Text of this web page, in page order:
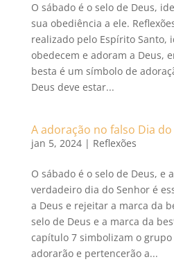
O sábado é o selo de Deus,
sua obediência a ele.
realizado pelo Espírito Santo,
obedecem e adoram a Deus,
besta é um símbolo de
Deus deve estar...
A adoração no falso Dia
jan 5, 2024| Reflexões
O sábado é o selo de Deus, e
verdadeiro dia do Senhor é
a Deus e rejeitar a marca da
selo de Deus e a marca da
capítulo 7 simbolizam o
adorarão e pertencerão a...